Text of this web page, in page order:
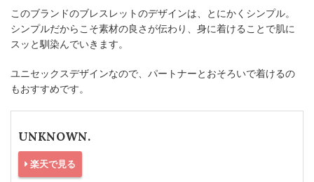
このブランドのブレスレットのデザインは、とにかくシンプル。
シンプルだからこそ素材の良さが伝わり、身に着けることで肌に
スッと馴染んでいきます。
ユニセックスデザインなので、パートナーとおそろいで着けるの
もおすすめです。
UNKNOWN.
楽天で見る